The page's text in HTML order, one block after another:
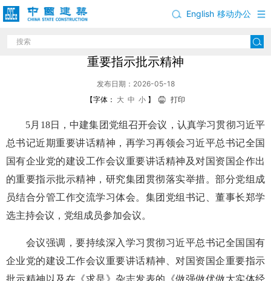
移动办公
English
中建集团党组学习贯彻习近平总书记重要讲话和
重要指示批示精神
发布日期：2026-05-18
【字体： 大 中 小 】 打印
5月18日，中建集团党组召开会议，认真学习贯彻习近平
总书记近期重要讲话精神，再学习再领会习近平总书记全国
国有企业党的建设工作会议重要讲话精神及对国资国企作出
的重要指示批示精神，研究集团贯彻落实举措。部分党组成
员结合分管工作交流学习体会。集团党组书记、董事长郑学
选主持会议，党组成员参加会议。
会议强调，要持续深入学习贯彻习近平总书记全国国有
企业党的建设工作会议重要讲话精神、对国资国企重要指示
批示精神以及在《求是》杂志发表的《做强做优做大实体经